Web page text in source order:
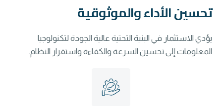
تحسين الأداء والموثوقية
يؤدي الاستثمار في البنية التحتية عالية الجودة لتكنولوجيا
المعلومات إلى تحسين السرعة والكفاءة واستقرار النظام.